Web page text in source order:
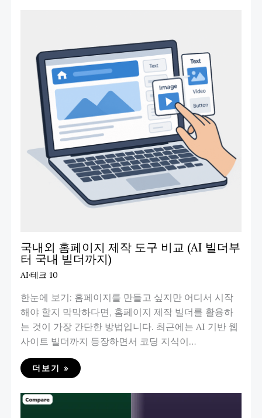
국내외 홈페이지 제작 도구 비교 (AI 빌더부
터 국내 빌더까지)
AI·테크 10
한눈에 보기: 홈페이지를 만들고 싶지만 어디서 시작
해야 할지 막막하다면, 홈페이지 제작 빌더를 활용하
는 것이 가장 간단한 방법입니다. 최근에는 AI 기반 웹
사이트 빌더까지 등장하면서 코딩 지식이…
더보기 »